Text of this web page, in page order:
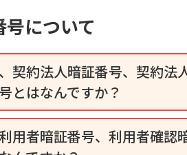
について
契約法人暗証番号、契約法
とはなんですか？
用者暗証番号、利用者確認